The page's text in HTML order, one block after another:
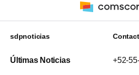
sdpnoticias
Últimas Noticias +52-